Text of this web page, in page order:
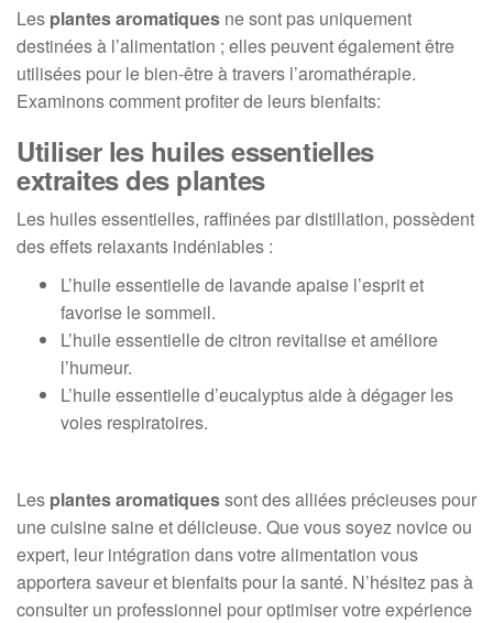
Les plantes aromatiques ne sont pas uniquement
destinées à l’alimentation ; elles peuvent également être
utilisées pour le bien-être à travers l’aromathérapie.
Examinons comment profiter de leurs bienfaits:
Utiliser les huiles essentielles
extraites des plantes
Les huiles essentielles, raffinées par distillation, possèdent
des effets relaxants indéniables :
L’huile essentielle de lavande apaise l’esprit et
favorise le sommeil.
L’huile essentielle de citron revitalise et améliore
l’humeur.
L’huile essentielle d’eucalyptus aide à dégager les
voies respiratoires.
Les plantes aromatiquessont des alliées précieuses pour
une cuisine saine et délicieuse. Que vous soyez novice ou
expert, leur intégration dans votre alimentation vous
apportera saveur et bienfaits pour la santé. N’hésitez pas à
consulter un professionnel pour optimiser votre expérience